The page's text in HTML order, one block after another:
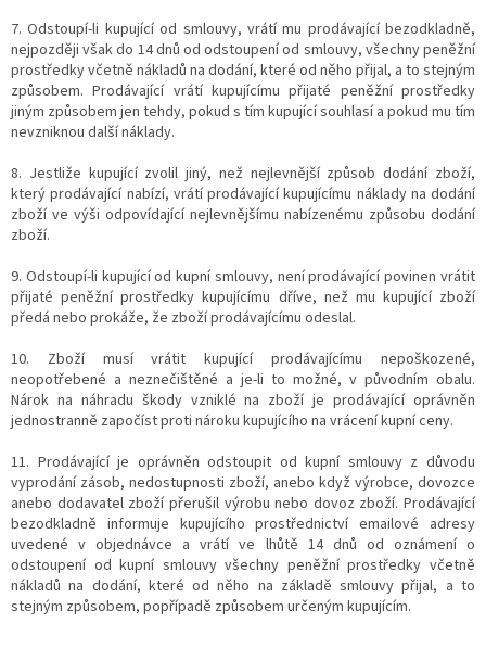
7. Odstoupí-li kupující od smlouvy, vrátí mu prodávající bezodkladně,
nejpozději však do 14 dnů od odstoupení od smlouvy, všechny peněžní
prostředky včetně nákladů na dodání, které od něho přijal, a to stejným
způsobem. Prodávající vrátí kupujícímu přijaté peněžní prostředky
jiným způsobem jen tehdy, pokud s tím kupující souhlasí a pokud mu tím
nevzniknou další náklady.
8. Jestliže kupující zvolil jiný, než nejlevnější způsob dodání zboží,
který prodávající nabízí, vrátí prodávající kupujícímu náklady na dodání
zboží ve výši odpovídající nejlevnějšímu nabízenému způsobu dodání
zboží.
9. Odstoupí-li kupující od kupní smlouvy, není prodávající povinen vrátit
přijaté peněžní prostředky kupujícímu dříve, než mu kupující zboží
předá nebo prokáže, že zboží prodávajícímu odeslal.
10. Zboží musí vrátit kupující prodávajícímu nepoškozené,
neopotřebené a neznečištěné a je-li to možné, v původním obalu.
Nárok na náhradu škody vzniklé na zboží je prodávající oprávněn
jednostranně započíst proti nároku kupujícího na vrácení kupní ceny.
11. Prodávající je oprávněn odstoupit od kupní smlouvy z důvodu
vyprodání zásob, nedostupnosti zboží, anebo když výrobce, dovozce
anebo dodavatel zboží přerušil výrobu nebo dovoz zboží. Prodávající
bezodkladně informuje kupujícího prostřednictví emailové adresy
uvedené v objednávce a vrátí ve lhůtě 14 dnů od oznámení o
odstoupení od kupní smlouvy všechny peněžní prostředky včetně
nákladů na dodání, které od něho na základě smlouvy přijal, a to
stejným způsobem, popřípadě způsobem určeným kupujícím.